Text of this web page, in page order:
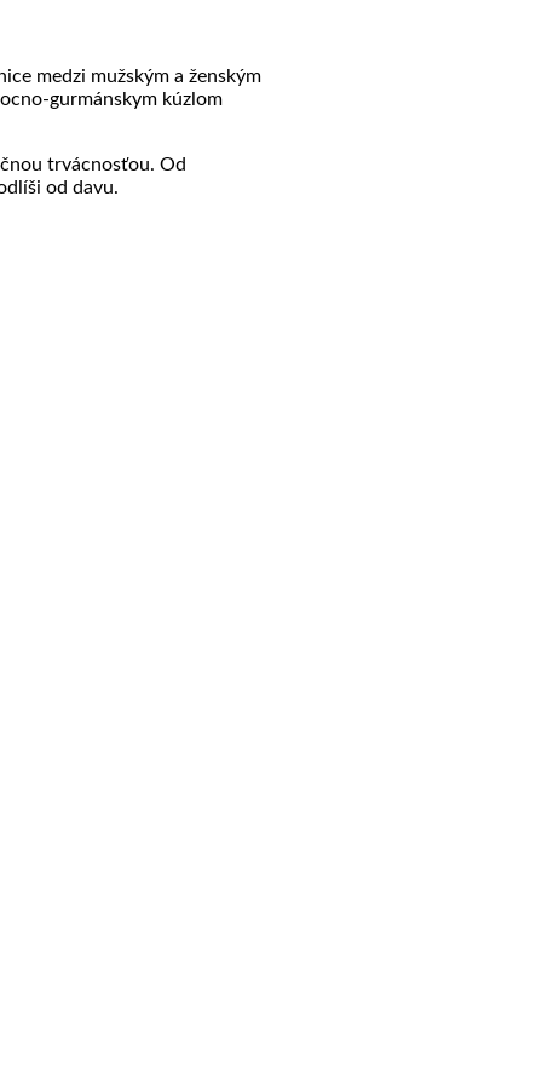
medzi mužským a ženským
gurmánskym kúzlom
trvácnosťou. Od
od davu.